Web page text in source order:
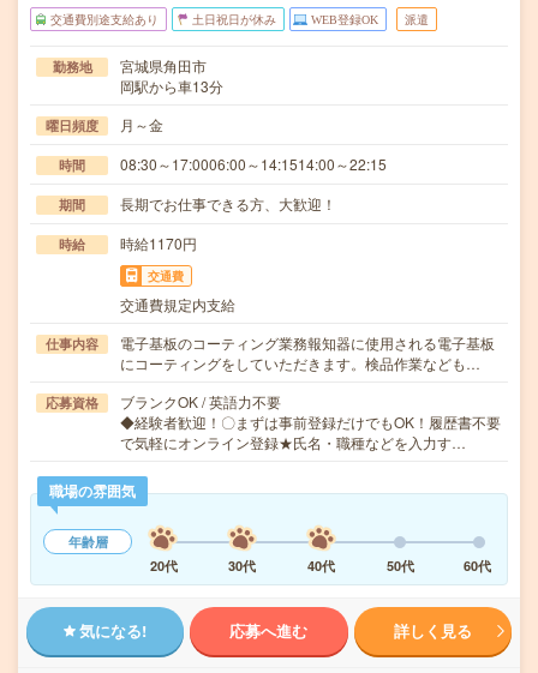
交通費別途支給あり 土日祝日が休み WEB登録OK 派遣
勤務地
宮城県角田市
岡駅から車13分
曜日頻度 月～金
時間 08:30～17:0006:00～14:1514:00～22:15
期間 長期でお仕事できる方、大歓迎！
時給 時給1170円
交通費
交通費規定内支給
仕事内容
電子基板のコーティング業務報知器に使用される電子基板
にコーティングをしていただきます。検品作業なども…
応募資格
ブランクOK / 英語力不要
◆経験者歓迎！〇まずは事前登録だけでもOK！履歴書不要
で気軽にオンライン登録★氏名・職種などを入力す…
職場の雰囲気
年齢層
20代
30代 40代 50代 60代
気になる! 応募へ進む 詳しく見る